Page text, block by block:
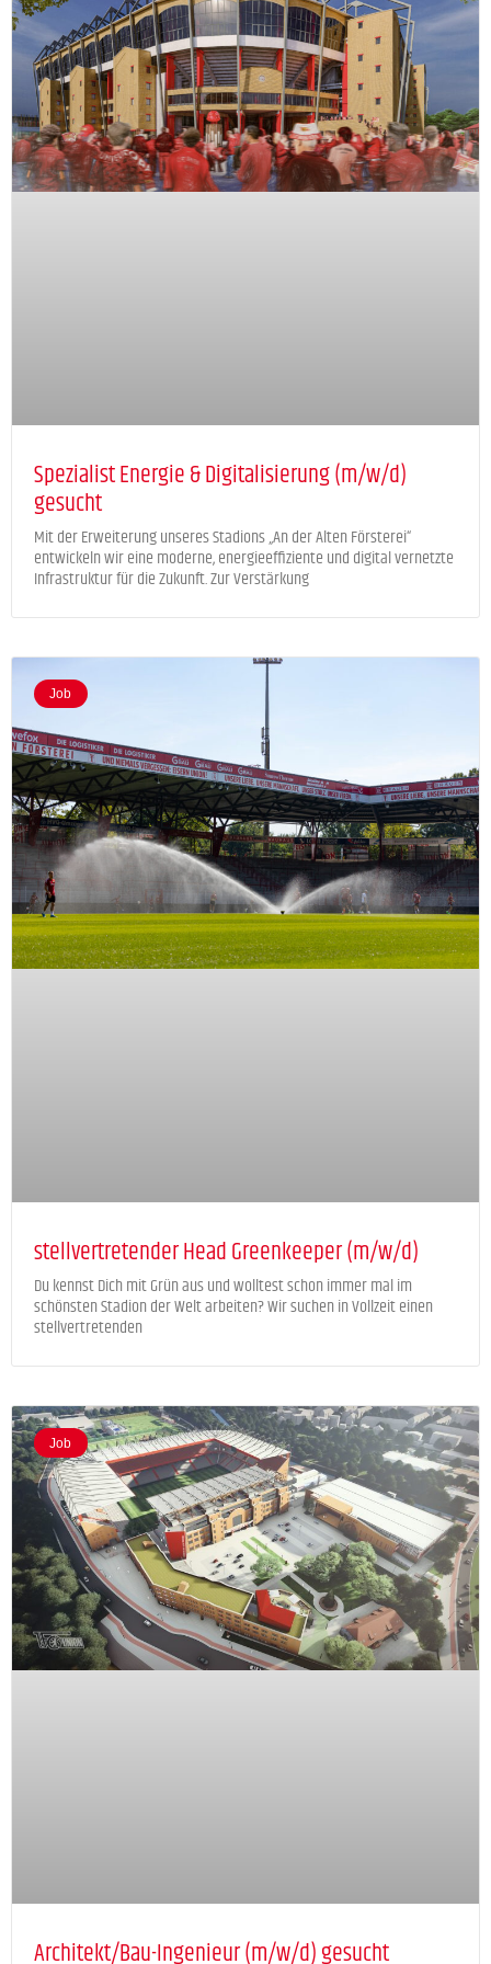
Spezialist Energie & Digitalisierung (m/w/d)
gesucht
Mit der Erweiterung unseres Stadions „An der Alten Försterei“
entwickeln wir eine moderne, energieeffiziente und digital vernetzte
Infrastruktur für die Zukunft. Zur Verstärkung
Job
stellvertretender Head Greenkeeper (m/w/d)
Du kennst Dich mit Grün aus und wolltest schon immer mal im
schönsten Stadion der Welt arbeiten? Wir suchen in Vollzeit einen
stellvertretenden
Job
Architekt/Bau-Ingenieur (m/w/d) gesucht